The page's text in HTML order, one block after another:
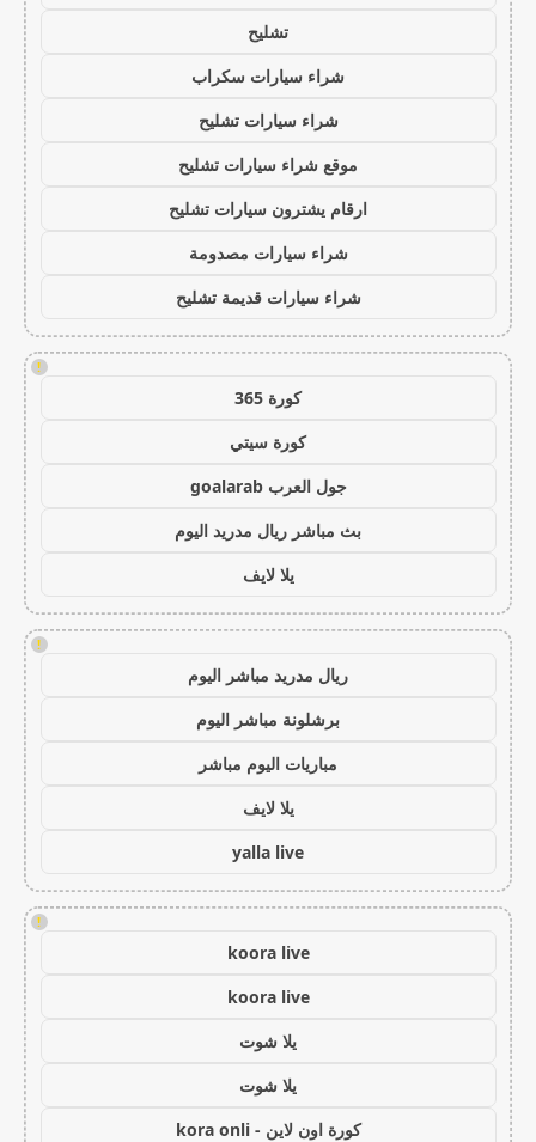
تشليح
شراء سيارات سكراب
شراء سيارات تشليح
موقع شراء سيارات تشليح
ارقام يشترون سيارات تشليح
شراء سيارات مصدومة
شراء سيارات قديمة تشليح
!
كورة 365
كورة سيتي
جول العرب goalarab
بث مباشر ريال مدريد اليوم
يلا لايف
!
ريال مدريد مباشر اليوم
برشلونة مباشر اليوم
مباريات اليوم مباشر
يلا لايف
yalla live
!
koora live
koora live
يلا شوت
يلا شوت
كورة اون لاين - kora onli